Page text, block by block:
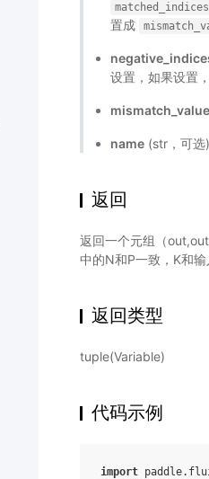
置成
设置，如果设置
name (str，可
返回
返回一个元组（
中的N和P一致，K和
返回类型
tuple(Variable)
代码示例
import